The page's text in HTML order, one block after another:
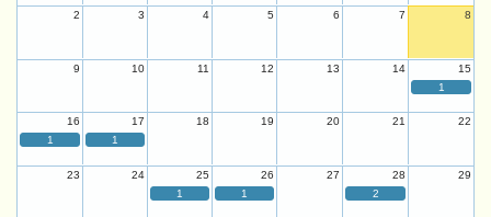
2 3 4 5 6 7 8
9 10 11 12 13 14
15
1
16 17 18 19 20 21
22
1
1
23 24 25 26 27 28
29
1
1 2